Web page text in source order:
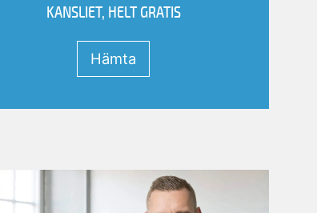
KANSLIET, HELT GRATIS
Hämta
Vänligen fyll i informationen nedan för att
hämta filen.